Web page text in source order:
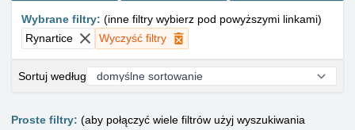
Wybrane filtry: (inne filtry wybierz pod powyższymi linkami)
Rynartice
Wyczyść filtry
Sortuj według
Proste filtry: (aby połączyć wiele filtrów użyj wyszukiwania